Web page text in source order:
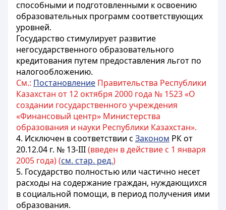
способными и подготовленными к освоению
образовательных программ соответствующих
уровней.
Государство стимулирует развитие
негосударственного образовательного
кредитования путем предоставления льгот по
налогообложению.
См.: Постановление Правительства Республики
Казахстан от 12 октября 2000 года № 1523 «О
создании государственного учреждения
«Финансовый центр» Министерства
образования и науки Республики Казахстан».
4. Исключен в соответствии с Законом РК от
20.12.04 г. № 13-III(введен в действие с 1 января
2005 года) (см. стар. ред.)
5. Государство полностью или частично несет
расходы на содержание граждан, нуждающихся
в социальной помощи, в период получения ими
образования.